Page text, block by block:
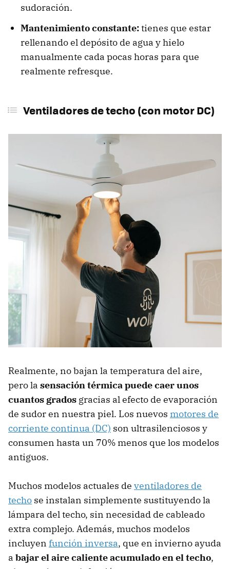
sudoración.
Mantenimiento constante:tienes que estar
rellenando el depósito de agua y hielo
manualmente cada pocas horas para que
realmente refresque.
Ventiladores de techo (con motor DC)
Realmente, no bajan la temperatura del aire,
pero la sensación térmica puede caer unos
cuantos grados gracias al efecto de evaporación
de sudor en nuestra piel. Los nuevos motores de
corriente continua (DC) son ultrasilenciosos y
consumen hasta un 70% menos que los modelos
antiguos.
Muchos modelos actuales de ventiladores de
techo se instalan simplemente sustituyendo la
lámpara del techo, sin necesidad de cableado
extra complejo. Además, muchos modelos
incluyen función inversa, que en invierno ayuda
a bajar el aire caliente acumulado en el techo,